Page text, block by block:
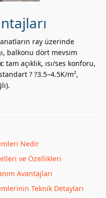
ray üzerinde
balkonu dört mevsim
tam açıklık, ısı/ses konforu,
? ?3.5–4.5K/m²,
Nedir
ve Özellikleri
Avantajları
Teknik Detayları